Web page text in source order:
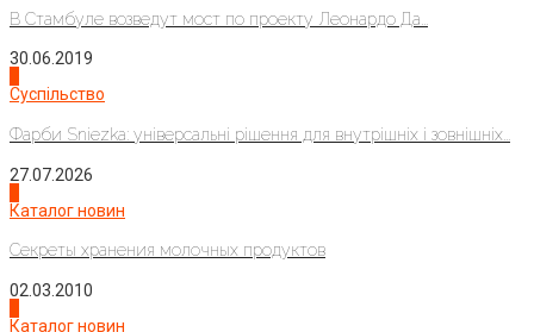
В Стамбуле возведут мост по проекту Леонардо Да...
30.06.2019
Суспільство
Фарби Sniezka: універсальні рішення для внутрішніх і зовнішніх...
27.07.2026
Каталог новин
Секреты хранения молочных продуктов
02.03.2010
Каталог новин